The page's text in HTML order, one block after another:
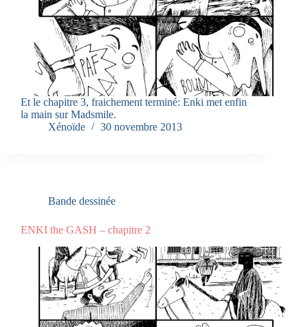
Et le chapitre 3, fraichement terminé: Enki met enfin
la main sur Madsmile.
Xénoïde
30 novembre 2013
Bande dessinée
ENKI the GASH – chapitre 2